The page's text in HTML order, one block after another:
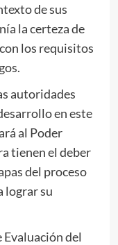
de sus
la certeza de
los requisitos
autoridades
en este
al Poder
tienen el deber
del proceso
lograr su
Evaluación del